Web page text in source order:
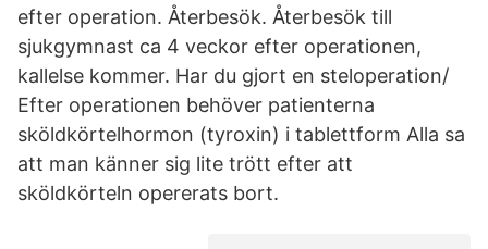
efter operation. Återbesök. Återbesök till
sjukgymnast ca 4 veckor efter operationen,
kallelse kommer. Har du gjort en steloperation/
Efter operationen behöver patienterna
sköldkörtelhormon (tyroxin) i tablettform Alla sa
att man känner sig lite trött efter att
sköldkörteln opererats bort.